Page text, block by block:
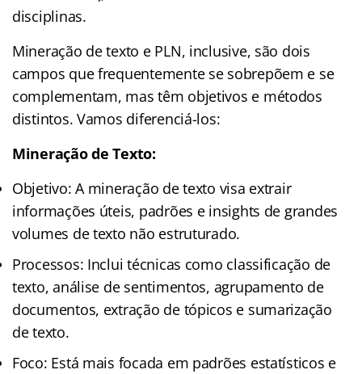
disciplinas.
Mineração de texto e PLN, inclusive, são dois
campos que frequentemente se sobrepõem e se
complementam, mas têm objetivos e métodos
distintos. Vamos diferenciá-los:
Mineração de Texto:
Objetivo: A mineração de texto visa extrair
informações úteis, padrões e insights de grandes
volumes de texto não estruturado.
Processos: Inclui técnicas como classificação de
texto, análise de sentimentos, agrupamento de
documentos, extração de tópicos e sumarização
de texto.
Foco: Está mais focada em padrões estatísticos e